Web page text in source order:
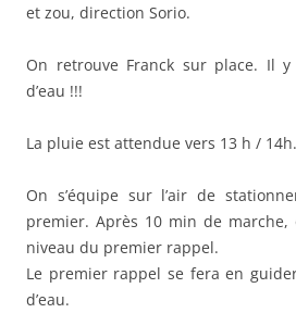
et zou, direction Sorio.
On retrouve Franck sur place. Il y
d’eau !!!
La pluie est attendue vers 13 h / 14h.
On s’équipe sur l’air de
premier. Après 10 min de marche,
niveau du premier rappel.
Le premier rappel se fera en
d’eau.